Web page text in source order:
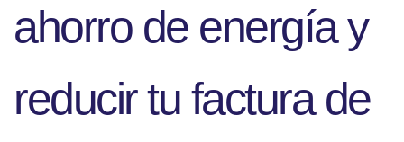
ahorro de energía y
reducir tu factura de